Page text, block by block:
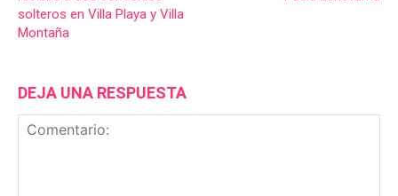
solteros en Villa Playa y Villa
Montaña
DEJA UNA RESPUESTA